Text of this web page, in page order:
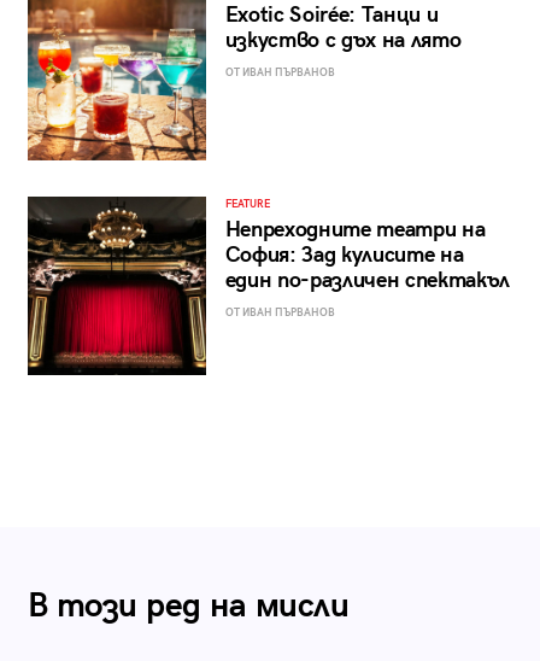
Exotic Soirée: Танци и
изкуство с дъх на лято
ОТ ИВАН ПЪРВАНОВ
FEATURE
Непреходните театри на
София: Зад кулисите на
един по-различен спектакъл
ОТ ИВАН ПЪРВАНОВ
В този ред на мисли